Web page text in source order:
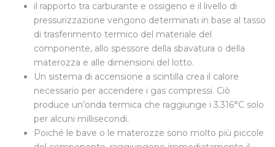
il rapporto tra carburante e ossigeno e il livello di
pressurizzazione vengono determinati in base al tasso
di trasferimento termico del materiale del
componente, allo spessore della sbavatura o della
materozza e alle dimensioni del lotto.
Un sistema di accensione a scintilla crea il calore
necessario per accendere i gas compressi. Ciò
produce un’onda termica che raggiunge i 3.316°C solo
per alcuni millisecondi.
Poiché le bave o le materozze sono molto più piccole